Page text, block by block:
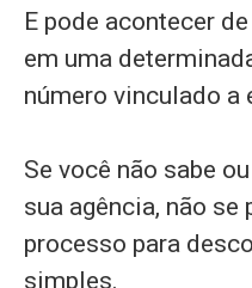
E pode acontecer
em uma
número vinculado a
Se você não sabe
sua agência, não se
processo para
simples.